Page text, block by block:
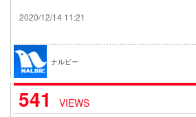
2020/12/14 11:21
ナルビー
541
VIEWS